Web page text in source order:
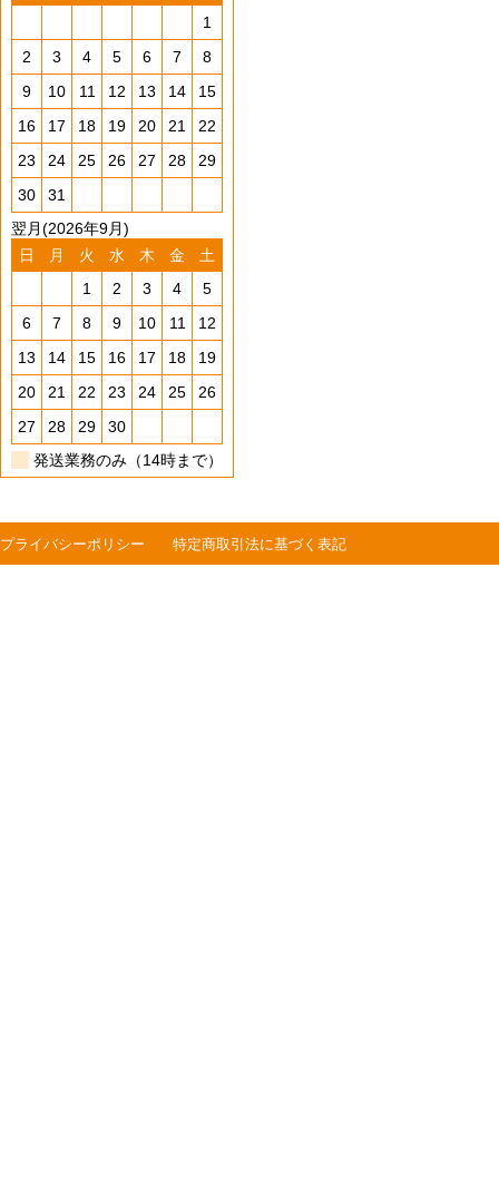
1
2
3 4 5 6 7
8
9
10 11 12 13 14
15
16
17 18 19 20 21
22
23
24 25 26 27 28
29
30
31
翌月(2026年9月)
日
月 火 水 木 金
土
1
2 3 4
5
6
7 8 9 10 11
12
13
14 15 16 17 18
19
20
21 22 23 24 25
26
27
28 29
30
発送業務のみ（14時まで）
プライバシーポリシー 特定商取引法に基づく表記